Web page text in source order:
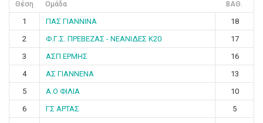
Θέση Ομάδα ΒΑΘ.
1 ΠΑΣ ΓΙΑΝΝΙΝΑ
18
2
Φ.Γ.Σ. ΠΡΕΒΕΖΑΣ - ΝΕΑΝΙΔΕΣ Κ20
17
3
ΑΣΠ ΕΡΜΗΣ
16
4
ΑΣ ΓΙΑΝΝΕΝΑ
13
5
Α.Ο ΦΙΛΙΑ
10
6
ΓΣ ΑΡΤΑΣ
5